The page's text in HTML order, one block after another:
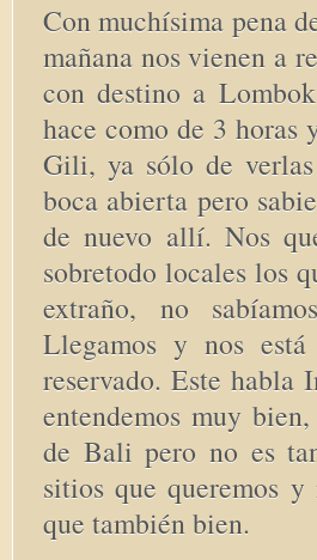
Con muchísima pena
mañana nos vienen a
con destino a
hace como de 3 horas
Gili, ya sólo de
boca abierta pero
de nuevo allí. Nos
sobretodo locales los
extraño, no
Llegamos y nos
reservado. Este habla
entendemos muy
de Bali pero no es
sitios que queremos
que también bien.